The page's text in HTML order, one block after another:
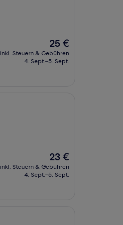
Der
Preis
beträgt
25 €
inkl. Steuern & Gebühren
4. Sept.–5. Sept.
Der
Preis
beträgt
23 €
inkl. Steuern & Gebühren
4. Sept.–5. Sept.